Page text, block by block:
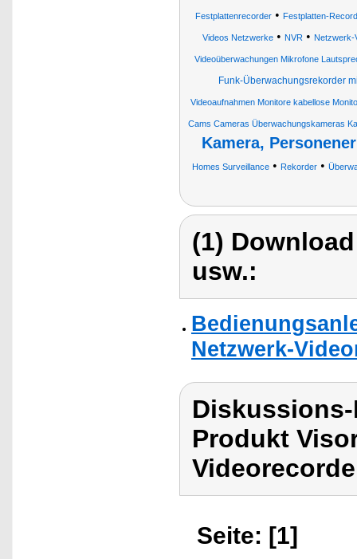
Festplattenrecorder • Festplatten-
Videos Netzwerke• NVR• Netzwerk-
Videoüberwachungen Mikrofone
Funk-Überwachungsrekorder
Videoaufnahmen Monitore kabellose
Cams Cameras Überwachungskameras
Kamera,
Homes Surveillance• Rekorder•
(1)
usw.:
Netzwerk-
Produkt
Seite: [1]